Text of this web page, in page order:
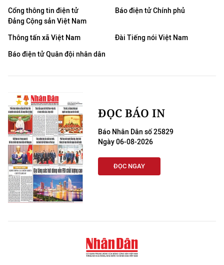
Cổng thông tin điện tử
Đảng Cộng sản Việt Nam
Báo điện tử Chính phủ
Thông tấn xã Việt Nam
Đài Tiếng nói Việt Nam
Báo điện tử Quân đội nhân dân
ĐỌC BÁO IN
Báo Nhân Dân số 25829
Ngày 06-08-2026
ĐỌC NGAY